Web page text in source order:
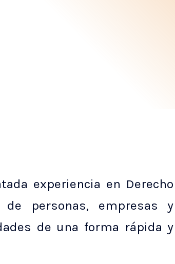
experiencia en Derecho
personas, empresas y
de una forma rápida y